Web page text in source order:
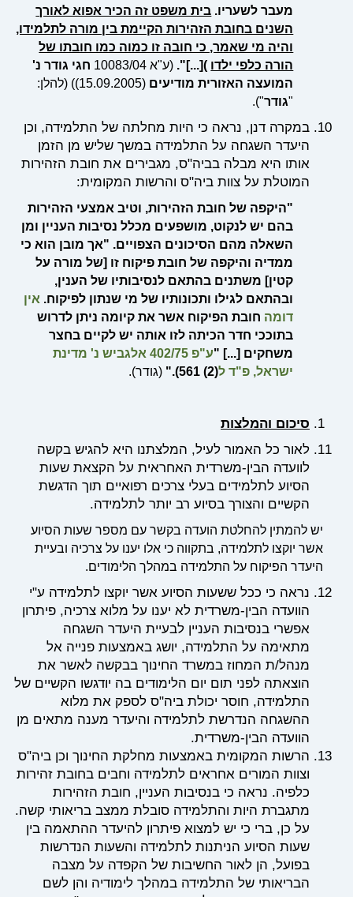
מעבר לשעריו. בית משפט זה הכיר אפוא לאורך
השנים בחובת הזהירות הקיימת בין מורה לתלמידו,
והיה מי שאמר, כי חובה זו כמוה כמו חובתו של
הורה כלפי ילדו )
[...]". (ע"א 10083/04
חגי גודר נ'
המועצה האזורית מודיעים
(15.09.2005)) (להלן:
"גודר").
במקרה דנן, נראה כי היות מחלתה של התלמידה, וכן
היעדר השגחה על התלמידה במשך שליש מן הזמן
אותו היא מבלה בביה"ס, מגבירים את חובת הזהירות
המוטלת על צוות ביה"ס והרשות המקומית:
"היקפה של חובת הזהירות, וטיב אמצעי הזהירות
בהם יש לנקוט, מושפעים מכלל נסיבות העניין ומן
השאלה מהם הסיכונים הצפויים. "אך מובן הוא כי
ממדיה והיקפה של חובת פיקוח זו [של מורה על
קטין] משתנים בהתאם לנסיבותיו של הענין,
ובהתאם לגילו ותכונותיו של מי שנתון לפיקוח. אין
דומה חובת הפיקוח אשר את קיומה ניתן לדרוש
בתוככי חדר הכיתה לזו אותה יש לקיים בחצר
משחקים [...] "
ע"פ 402/75 אלגביש נ' מדינת
ישראל, פ"ד ל(2) 561).
" (גודר).
סיכום והמלצות
לאור כל האמור לעיל, המלצתנו היא להגיש בקשה
לוועדה הבין-משרדית האחראית על הקצאת שעות
הסיוע לתלמידים בעלי צרכים רפואיים תוך הדגשת
הקשיים והצורך בסיוע רב יותר לתלמידה.
יש להמתין להחלטת הועדה בקשר עם מספר שעות הסיוע
אשר יוקצו לתלמידה, בתקווה כי אלו יענו על צרכיה ובעיית
היעדר הפיקוח על התלמידה במהלך הלימודים.
נראה כי ככל ששעות הסיוע אשר יוקצו לתלמידה ע"י
הוועדה הבין-משרדית לא יענו על מלוא צרכיה, פיתרון
אפשרי בנסיבות העניין לבעיית היעדר השגחה
מתאימה על התלמידה, יושג באמצעות פנייה אל
מנהל/ת המחוז במשרד החינוך בבקשה לאשר את
הוצאתה לפני תום יום הלימודים בה יודגשו הקשיים של
התלמידה, חוסר יכולת ביה"ס לספק את מלוא
ההשגחה הנדרשת לתלמידה והיעדר מענה מתאים מן
הוועדה הבין-משרדית.
הרשות המקומית באמצעות מחלקת החינוך וכן ביה"ס
וצוות המורים אחראים לתלמידה וחבים בחובת זהירות
כלפיה. נראה כי בנסיבות העניין, חובת הזהירות
מתגברת היות והתלמידה סובלת ממצב בריאותי קשה.
על כן, ברי כי יש למצוא פיתרון להיעדר ההתאמה בין
שעות הסיוע הניתנות לתלמידה והשעות הנדרשות
בפועל, הן לאור החשיבות של הקפדה על מצבה
הבריאותי של התלמידה במהלך לימודיה והן לשם